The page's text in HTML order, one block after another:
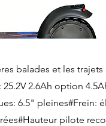
balades et les trajets
2.6Ah option
6.5" pleines#Frein:
pilote